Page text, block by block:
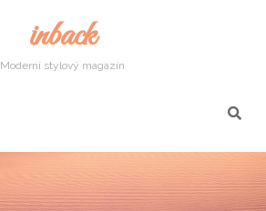
inback
Moderní stylový magazín